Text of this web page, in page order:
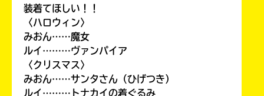
装着てほしい！！
〈ハロウィン〉
みおん……魔女
ルイ………ヴァンパイア
〈クリスマス〉
みおん……サンタさん（ひげつき）
ルイ………トナカイの着ぐるみ